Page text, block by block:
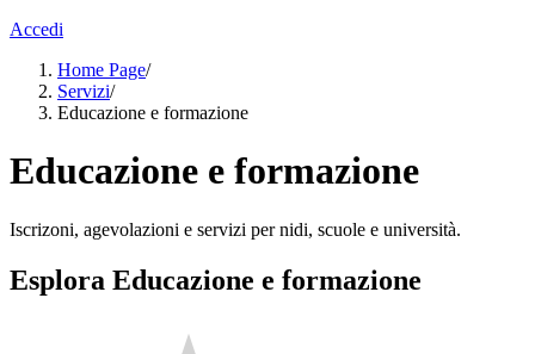
Accedi
Home Page/
Servizi/
Educazione e formazione
Educazione e formazione
Iscrizoni, agevolazioni e servizi per nidi, scuole e università.
Esplora Educazione e formazione